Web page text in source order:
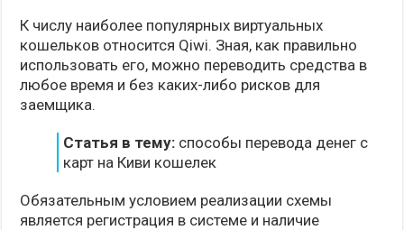
К числу наиболее популярных виртуальных
кошельков относится Qiwi. Зная, как правильно
использовать его, можно переводить средства в
любое время и без каких-либо рисков для
заемщика.
Статья в тему: способы перевода денег с
карт на Киви кошелек
Обязательным условием реализации схемы
является регистрация в системе и наличие